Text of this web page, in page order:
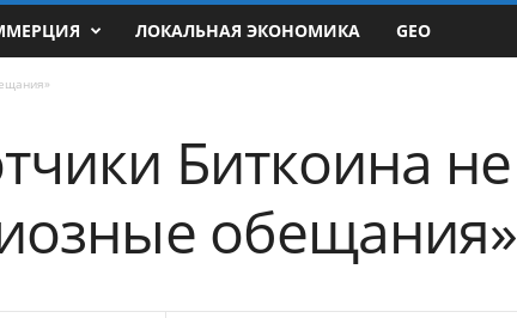
ЛОКАЛЬНАЯ ЭКОНОМИКА GEO
Биткоина не
обещания»